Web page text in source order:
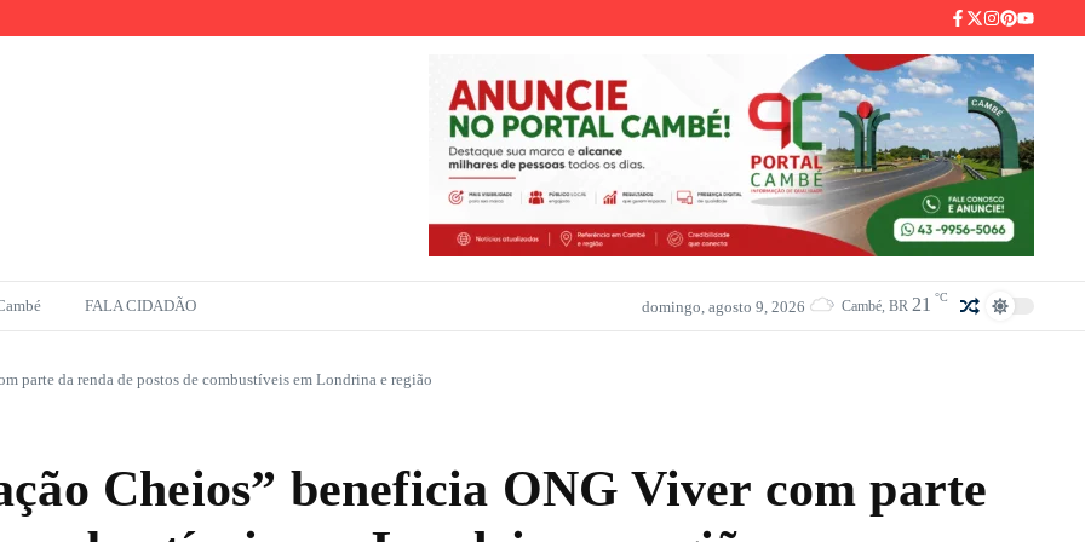
FALA CIDADÃO domingo, agosto 9, 2026 Cambé, BR 21 °C
parte da renda de postos de combustíveis em Londrina e região
Cheios” beneficia ONG Viver com parte